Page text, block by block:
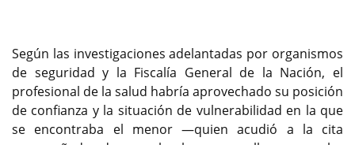
Según las investigaciones adelantadas por organismos
de seguridad y la Fiscalía General de la Nación, el
profesional de la salud habría aprovechado su posición
de confianza y la situación de vulnerabilidad en la que
se encontraba el menor —quien acudió a la cita